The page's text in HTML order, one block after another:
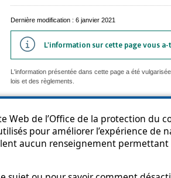
Web de l’Office de la protection du
pour améliorer l’expérience de
aucun renseignement permettant
Dernière modification : 6 janvier 2021
L'information sur cette page vous
L'information présentée dans cette page a été
lois et des règlements.
Accessibilité Politique de confidentialité